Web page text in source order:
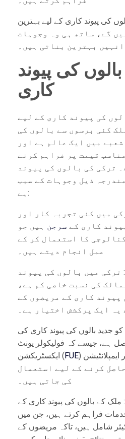
کی پیوند کاری کے لیے بہترین
لیں گے، ساتھ ہی وہ وجوہات
بہترین بناتی ہیں۔
کی پیوند
کاری
کی پیوند کاری کے لیے
کئی برسوں سے بالوں کی
میں ایک عالم ہے اور
قیمت پر فراہم کرنے
ترکی کی بالوں کی پیوند
ذیل وجوہات کے سبب
ہے:
میں کئی تجربہ کار اور
کاری کے سرجن ہیں جو
کا استعمال کر کے
عمل انجام دیتے ہیں۔
ترکی میں بالوں کی پیوند
کی نسبت خاصی کم ہے،
پیوند کاری کے مریضوں کے
یہ ایک پرکشش اختیار ہے۔
کو جدید بالوں کی پیوند کاری کی
ہے، جیسے کہ فولیکولر یونٹ
ایکسٹریکشن ( FUE) اور ڈائریکٹ ہیر ایمپلانٹیشن (DHI)،
کرنے کے لیے استعمال
کی جاتی ہیں۔
کے بالوں کی پیوند کاری کے
فراہم کرتے ہیں، جن میں
شامل ہیں، تاکہ مریضوں کے